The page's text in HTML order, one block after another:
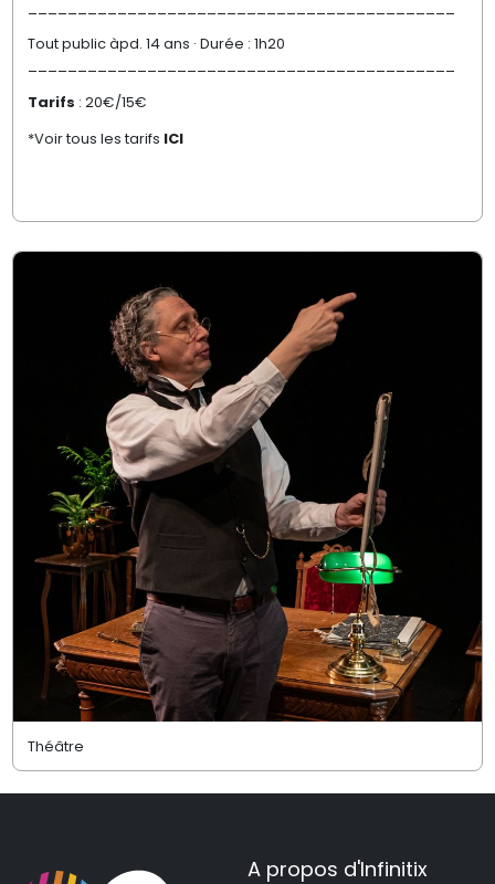
Tout public àpd. 14 ans · Durée : 1h20
Tarifs : 20€/15€
*Voir tous les tarifs ICI
Théâtre
A propos d'Infinitix